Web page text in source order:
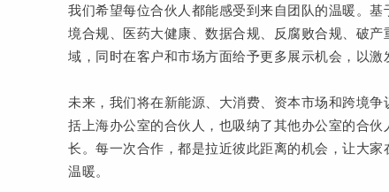
我们希望每位合伙人都能感受到来自团队的温暖。
境合规、医药大健康、数据合规、反腐败合规、破
域，同时在客户和市场方面给予更多展示机会，以激
未来，我们将在新能源、大消费、资本市场和跨境
括上海办公室的合伙人，也吸纳了其他办公室的合
长。每一次合作，都是拉近彼此距离的机会，让大
温暖。